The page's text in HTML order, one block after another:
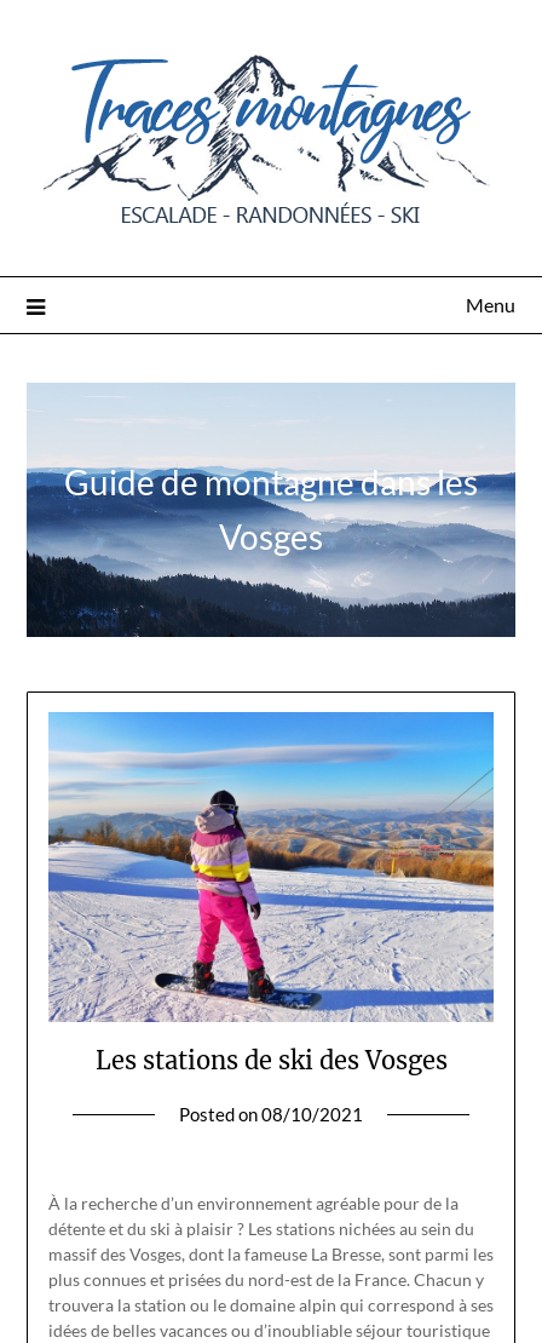
Menu
Guide de montagne dans les
Vosges
Les stations de ski des Vosges
Posted on08/10/2021
À la recherche d’un environnement agréable pour de la
détente et du ski à plaisir ? Les stations nichées au sein du
massif des Vosges, dont la fameuse La Bresse, sont parmi les
plus connues et prisées du nord-est de la France. Chacun y
trouvera la station ou le domaine alpin qui correspond à ses
idées de belles vacances ou d’inoubliable séjour touristique